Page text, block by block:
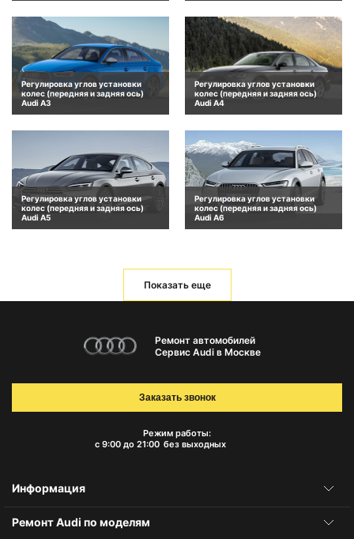
Регулировка углов установки
колес (передняя и задняя ось)
Audi A3
Регулировка углов установки
колес (передняя и задняя ось)
Audi A4
Регулировка углов установки
колес (передняя и задняя ось)
Audi A5
Регулировка углов установки
колес (передняя и задняя ось)
Audi A6
Показать еще
Ремонт автомобилей
Сервис Audi в Москве
Режим работы:
с 9:00 до 21:00 без выходных
Заказать звонок
Информация
Ремонт Audi по моделям